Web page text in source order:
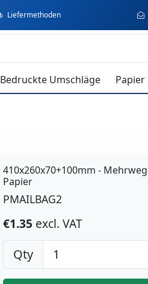
Liefermethoden
Bedruckte Umschläge
410x260x70+100mm -
Papier
PMAILBAG2
€1.35 excl. VAT
Qty